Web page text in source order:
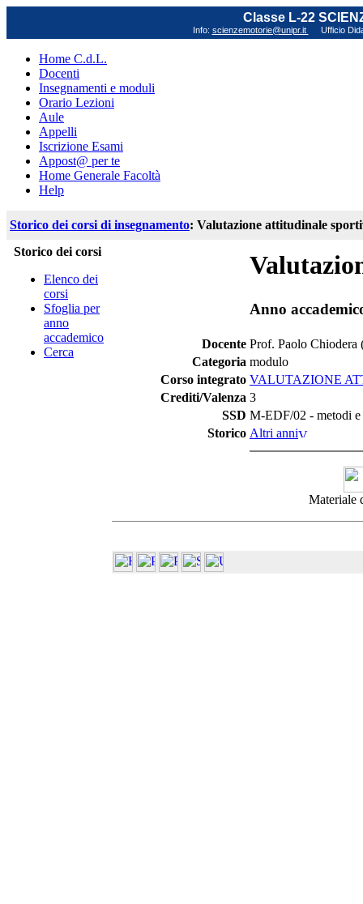
Classe L-22
Info: scienzemotorie@unipr.it Ufficio
Home C.d.L.
Docenti
Insegnamenti e moduli
Orario Lezioni
Aule
Appelli
Iscrizione Esami
Appost@ per te
Home Generale Facoltà
Help
Storico dei corsi di insegnamento: Valutazione attitudinale
Storico dei corsi
Elenco dei
corsi
Sfoglia per
anno
accademico
Cerca
Anno
Docente Prof. Paolo Chiodera
Categoria modulo
Corso integrato VALUTAZIONE
Crediti/Valenza 3
SSD M-EDF/02 - metodi
Storico Altri anni
Materiale